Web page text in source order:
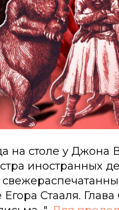
на столе у Джона
иностранных
Стааля.